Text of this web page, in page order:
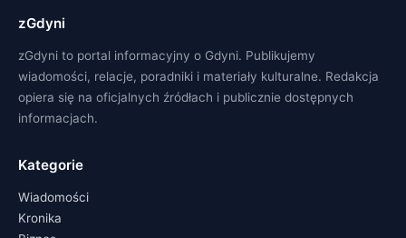
zGdyni
zGdyni to portal informacyjny o Gdyni. Publikujemy
wiadomości, relacje, poradniki i materiały kulturalne. Redakcja
opiera się na oficjalnych źródłach i publicznie dostępnych
informacjach.
Kategorie
Wiadomości
Kronika